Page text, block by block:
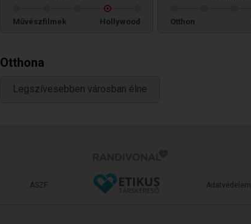
Művészfilmek Hollywood Otthon
Otthona
Legszívesebben városban élne
ÁSZF Adatvédelem